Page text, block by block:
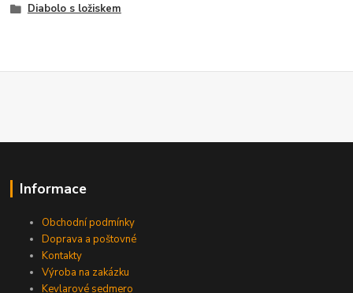
Diabolo s ložiskem
Informace
Obchodní podmínky
Doprava a poštovné
Kontakty
Výroba na zakázku
Kevlarové sedmero